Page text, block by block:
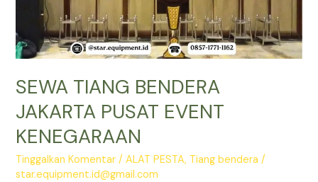
SEWA TIANG BENDERA
JAKARTA PUSAT EVENT
KENEGARAAN
Tinggalkan Komentar /ALAT PESTA, Tiang bendera /
star.equipment.id@gmail.com